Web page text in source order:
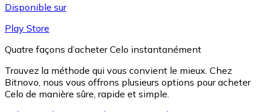
Disponible sur
Play Store
Quatre façons d’acheter Celo instantanément
Trouvez la méthode qui vous convient le mieux. Chez
Bitnovo, nous vous offrons plusieurs options pour acheter
Celo de manière sûre, rapide et simple.